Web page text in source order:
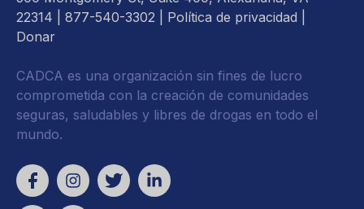
22314 | 877-540-3302 | Política de privacidad
Donar
CADCA es una organización sin fines de lucro
comprometida con la creación de comunidades
seguras, saludables y libres de drogas en todo el
mundo.